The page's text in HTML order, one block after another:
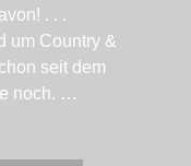
. . .
um Country &
seit dem
noch. …